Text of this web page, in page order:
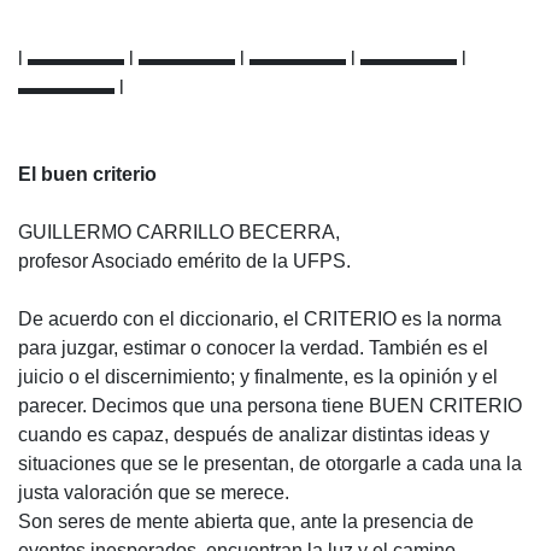
l ▬▬▬▬▬ l ▬▬▬▬▬ l ▬▬▬▬▬ l ▬▬▬▬▬ l
▬▬▬▬▬ l
El buen criterio
GUILLERMO CARRILLO BECERRA,
profesor Asociado emérito de la UFPS.
De acuerdo con el diccionario, el CRITERIO es la norma
para juzgar, estimar o conocer la verdad. También es el
juicio o el discernimiento; y finalmente, es la opinión y el
parecer. Decimos que una persona tiene BUEN CRITERIO
cuando es capaz, después de analizar distintas ideas y
situaciones que se le presentan, de otorgarle a cada una la
justa valoración que se merece.
Son seres de mente abierta que, ante la presencia de